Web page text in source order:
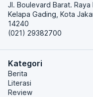
Jl. Boulevard Barat. Raya
Kelapa Gading, Kota
14240
(021) 29382700
Kategori
Berita
Literasi
Review